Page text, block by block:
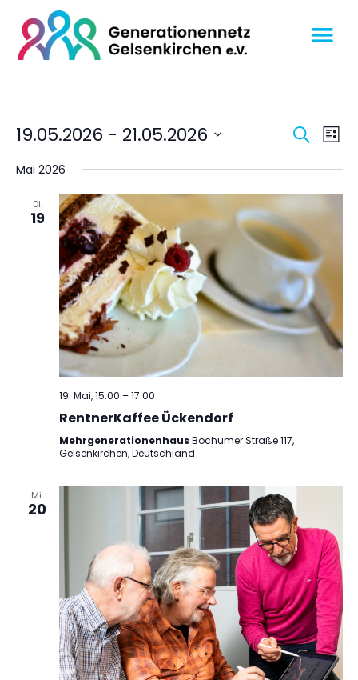
SUCHELISTE
19.05.2026 - 21.05.2026
wählen.
Mai 2026
Di.
19
19. Mai, 15:00 –17:00
RentnerKaffee Ückendorf
MehrgenerationenhausBochumer Straße 117,
Gelsenkirchen, Deutschland
Mi.
20